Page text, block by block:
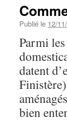
Publié le 12/
Parmi
datent
bien